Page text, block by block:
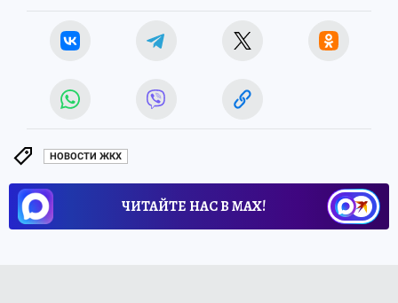
НОВОСТИ ЖКХ
ЧИТАЙТЕ НАС В МАХ!